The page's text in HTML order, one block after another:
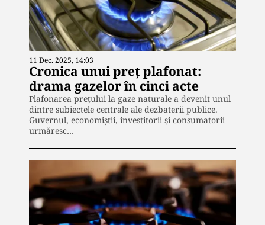
11 Dec. 2025, 14:03
Cronica unui preț plafonat:
drama gazelor în cinci acte
Plafonarea prețului la gaze naturale a devenit unul
dintre subiectele centrale ale dezbaterii publice.
Guvernul, economiștii, investitorii și consumatorii
urmăresc…